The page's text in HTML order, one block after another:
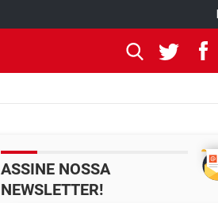
ASSINE NOSSA
NEWSLETTER!